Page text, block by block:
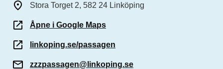
Stora Torget 2, 582 24 Linköping
Åpne i Google Maps
linkoping.se/passagen
zzzpassagen@linkoping.se